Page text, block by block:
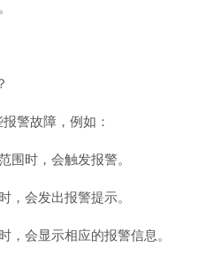
警故障，例如：
围时，会触发报警。
，会发出报警提示。
，会显示相应的报警信息。